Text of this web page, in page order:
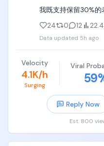
这种编程小天才们，
遍，看操作系统不爽
个，天生就是当切格
二，我就是天王老子，
按着脑袋学四年电子
特征曲线，给我学
+下学期总共10学分）
这种完全等于精神
持不下去，就直接
对于这种孩子，我唯
学计算机去，计算机
到了大学阶段，首先
强于99%的二本三本
踏实实吃几年苦，系
一个工程行业和技术
如果为了本科的名声
之后继续混四年日子
完全是对自己人生
最后一次学习的机会
我既支持保留30%的
力全心全意给本科生
我同时支持全部裁掉
70%的老教授， 请他
24 0 12
Data updated 5h ago
Velocity
4.1K/h
Surging
Viral
59
Reply Now
Est. 800